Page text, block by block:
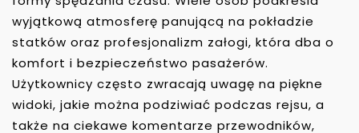
wyjątkową atmosferę panującą na pokładzie
statków oraz profesjonalizm załogi, która dba o
komfort i bezpieczeństwo pasażerów.
Użytkownicy często zwracają uwagę na piękne
widoki, jakie można podziwiać podczas rejsu, a
także na ciekawe komentarze przewodników,